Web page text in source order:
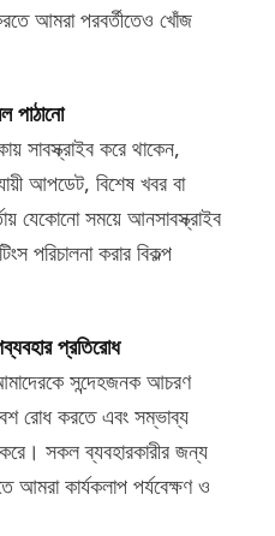
আমরা পরবর্তীতেও খোঁজ
পাঠানো
সাবস্ক্রাইব করে থাকেন,
আপডেট, বিশেষ খবর বা
যেকোনো সময়ে আনসাবস্ক্রাইব
পরিচালনা করার বিকল্প
প্রতিরোধ
সন্দেহজনক আচরণ
রোধ করতে এবং সম্ভাব্য
সকল ব্যবহারকারীর জন্য
আমরা কার্যকলাপ পর্যবেক্ষণ ও